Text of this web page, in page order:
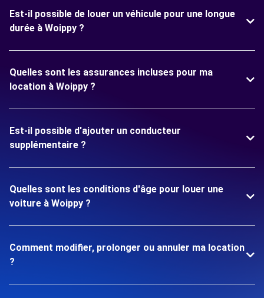
Est-il possible de louer un véhicule pour une longue
durée à Woippy ?
Quelles sont les assurances incluses pour ma
location à Woippy ?
Est-il possible d'ajouter un conducteur
supplémentaire ?
Quelles sont les conditions d'âge pour louer une
voiture à Woippy ?
Comment modifier, prolonger ou annuler ma location
?